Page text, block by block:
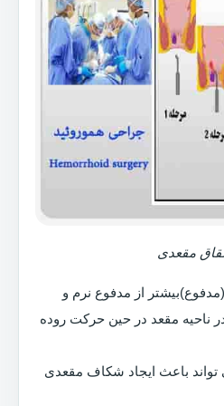
مقعدی
از مدفوع نرم و
ناحیه مقعد در حین حرکت روده
باعث ایجاد شکاف مقعدی